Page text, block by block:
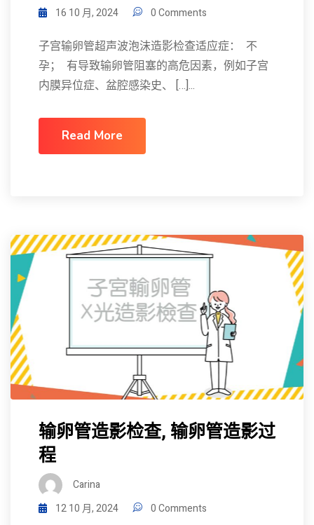
16 10 月, 2024
0 Comments
子宫输卵管超声波泡沫造影检查适应症： 不
孕； 有导致输卵管阻塞的高危因素，例如子宫
内膜异位症、盆腔感染史、 […]...
Read More
输卵管造影检查, 输卵管造影过
程
Carina
12 10 月, 2024
0 Comments